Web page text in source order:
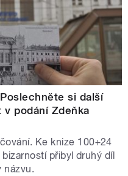
si další
podání Zdeňka
Ke knize 100+24
přibyl druhý díl
názvu.